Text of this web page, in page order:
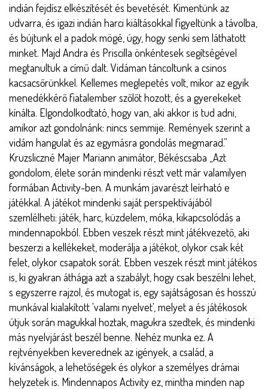
indián fejdísz elkészítését és bevetését. Kimentünk az
udvarra, és igazi indián harci kiáltásokkal figyeltünk a távolba,
és bújtunk el a padok mögé, úgy, hogy senki sem láthatott
minket. Majd Andra és Priscilla önkéntesek segítségével
megtanultuk a című dalt. Vidáman táncoltunk a csinos
kacsacsőrünkkel. Kellemes meglepetés volt, mikor az egyik
menedékkérő fiatalember szőlőt hozott, és a gyerekeket
kínálta. Elgondolkodtató, hogy van, aki akkor is tud adni,
amikor azt gondolnánk: nincs semmije. Remények szerint a
vidám hangulat és az egymásra gondolás megmarad.”
Kruzsliczné Majer Mariann animátor, Békéscsaba „Azt
gondolom, élete során mindenki részt vett már valamilyen
formában Activity-ben. A munkám javarészt leírható e
játékkal. A játékot mindenki saját perspektívájából
szemlélheti: játék, harc, küzdelem, móka, kikapcsolódás a
mindennapokból. Ebben veszek részt mint játékvezető, aki
beszerzi a kellékeket, moderálja a játékot, olykor csak két
felet, olykor csapatok sorát. Ebben veszek részt mint játékos
is, ki gyakran áthágja azt a szabályt, hogy csak beszélni lehet,
s egyszerre rajzol, és mutogat is, egy sajátságosan és hosszú
munkával kialakított 'valami nyelvet', melyet a és játékosok
útjuk során magukkal hoztak, magukra szedtek, és mindenki
más nyelvjárást beszél benne. Nehéz munka ez. A
rejtvényekben keverednek az igények, a család, a
kívánságok, a lehetőségek és olykor a személyes drámai
helyzetek is. Mindennapos Activity ez, mintha minden nap